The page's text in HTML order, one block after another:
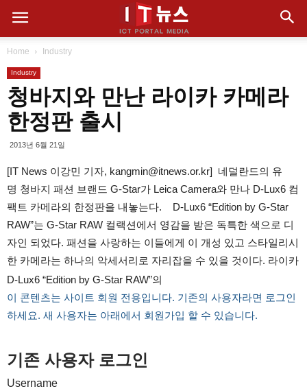
Home Industry
Industry
청바지와 만난 라이카 카메라
한정판 출시
2013년 6월 21일
[IT News 이강민 기자, kangmin@itnews.or.kr] 네덜란드의 유
명 청바지 패션 브랜드 G-Star가 Leica Camera와 만나 D-Lux6 컴
팩트 카메라의 한정판을 내놓는다. D-Lux6 “Edition by G-Star
RAW”는 G-Star RAW 컬랙션에서 영감을 받은 독특한 색으로 디
자인 되었다. 패션을 사랑하는 이들에게 이 개성 있고 스타일리시
한 카메라는 하나의 악세서리로 자리잡을 수 있을 것이다. 라이카
D-Lux6 “Edition by G-Star RAW”의
이 콘텐츠는 사이트 회원 전용입니다. 기존의 사용자라면 로그인
하세요. 새 사용자는 아래에서 회원가입 할 수 있습니다.
기존 사용자 로그인
Username